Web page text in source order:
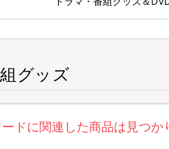
グッズ
ドに関連した商品は見つか